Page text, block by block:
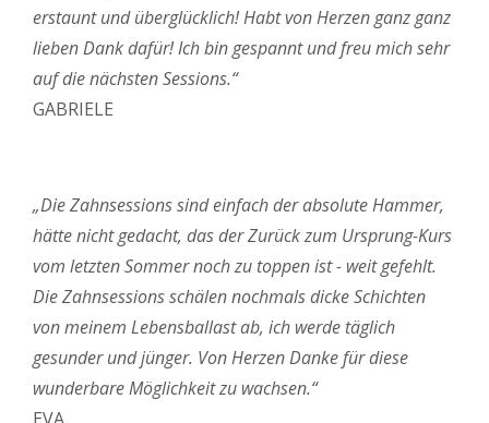
erstaunt und überglücklich! Habt von Herzen ganz ganz
lieben Dank dafür! Ich bin gespannt und freu mich sehr
auf die nächsten Sessions.“
GABRIELE
„Die Zahnsessions sind einfach der absolute Hammer,
hätte nicht gedacht, das der Zurück zum Ursprung-Kurs
vom letzten Sommer noch zu toppen ist - weit gefehlt.
Die Zahnsessions schälen nochmals dicke Schichten
von meinem Lebensballast ab, ich werde täglich
gesunder und jünger. Von Herzen Danke für diese
wunderbare Möglichkeit zu wachsen.“